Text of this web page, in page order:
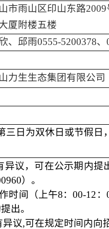
市雨山区印山东路
厦附楼五楼
、 邱雨0555-5200378、
力生生态集团有限公司
三日为双休日或节假
异议，可在公示期内提
0960）。
时间（上午8：00-12 ：
出。
异议,可在规定时间内向